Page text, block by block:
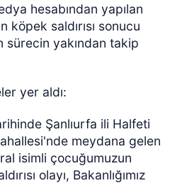
hesabından yapılan
köpek saldırısı sonucu
sürecin yakından takip
yer aldı:
Şanlıurfa ili Halfeti
meydana gelen
isimli çocuğumuzun
olayı, Bakanlığımız